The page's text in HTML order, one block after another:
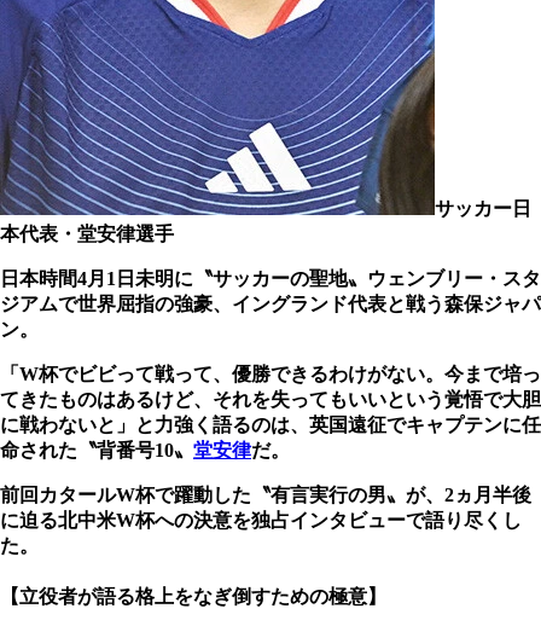
サッカー日
本代表・堂安律選手
日本時間4月1日未明に〝サッカーの聖地〟ウェンブリー・スタ
ジアムで世界屈指の強豪、イングランド代表と戦う森保ジャパ
ン。
「W杯でビビって戦って、優勝できるわけがない。今まで培っ
てきたものはあるけど、それを失ってもいいという覚悟で大胆
に戦わないと」と力強く語るのは、英国遠征でキャプテンに任
命された〝背番号10〟 堂安律だ。
前回カタールW杯で躍動した〝有言実行の男〟が、2ヵ月半後
に迫る北中米W杯への決意を独占インタビューで語り尽くし
た。
【立役者が語る格上をなぎ倒すための極意】